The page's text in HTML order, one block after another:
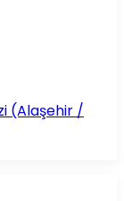
(Alaşehir /